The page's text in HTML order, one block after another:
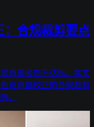
：合规裁剪要点
肩部姿态不达标。本文
与肩部校正的合规裁剪
。